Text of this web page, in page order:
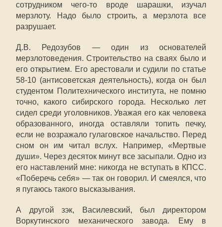
сотрудником чего-то вроде шарашки, изучал
мерзлоту. Надо было строить, а мерзлота все
разрушает.
Д.В. Редозубов — один из основателей
мерзлотоведения. Строительство на сваях было и
его открытием. Его арестовали и судили по статье
58-10 (антисоветская деятельность), когда он был
студентом Политехнического института, не помню
точно, какого сибирского города. Несколько лет
сидел среди уголовников. Уважая его как человека
образованного, иногда оставляли топить печку,
если не возражало гулаговское начальство. Перед
сном он им читал вслух. Например, «Мертвые
души». Через десяток минут все засыпали. Одно из
его наставлений мне: никогда не вступать в КПСС.
«Поберечь себя» — так он говорил. И смеялся, что
я пугаюсь такого высказывания.
А другой зэк, Василевский, был директором
Воркутинского механического завода. Ему в